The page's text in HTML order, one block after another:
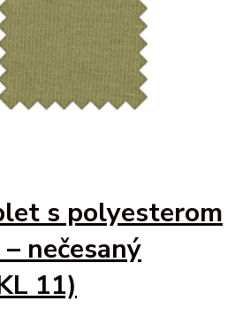
s polyesterom
nečesaný
11)